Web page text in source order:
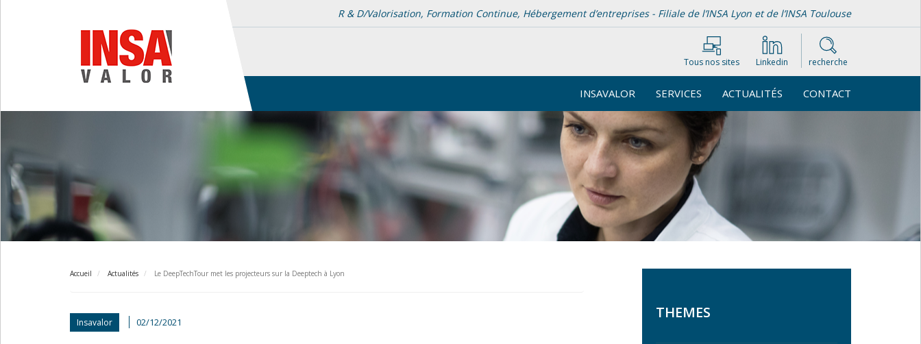
R & D/Valorisation, Formation Continue, Hébergement d’entreprises - Filiale de l’INSA Lyon et de l’INSA Toulouse
Tous nos sites Linkedin recherche
Main INSAVALOR SERVICES ACTUALITÉS CONTACT
Accueil Actualités Le DeepTechTour met les projecteurs sur la Deeptech à Lyon
Insavalor 02/12/2021
THEMES